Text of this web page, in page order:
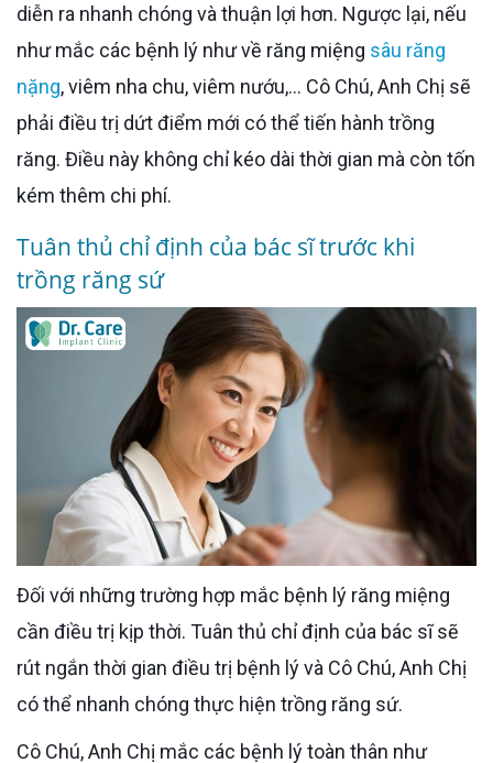
diễn ra nhanh chóng và thuận lợi hơn. Ngược lại, nếu
như mắc các bệnh lý như về răng miệng sâu răng
nặng, viêm nha chu, viêm nướu,... Cô Chú, Anh Chị sẽ
phải điều trị dứt điểm mới có thể tiến hành trồng
răng. Điều này không chỉ kéo dài thời gian mà còn tốn
kém thêm chi phí.
Tuân thủ chỉ định của bác sĩ trước khi
trồng răng sứ
Đối với những trường hợp mắc bệnh lý răng miệng
cần điều trị kịp thời. Tuân thủ chỉ định của bác sĩ sẽ
rút ngắn thời gian điều trị bệnh lý và Cô Chú, Anh Chị
có thể nhanh chóng thực hiện trồng răng sứ.
Cô Chú, Anh Chị mắc các bệnh lý toàn thân như